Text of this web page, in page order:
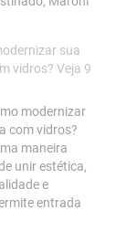
sua
vidros? Veja 9
modernizar
com vidros?
maneira
unir estética,
e
entrada